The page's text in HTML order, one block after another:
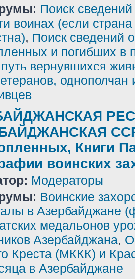
Поиск
воинах (если
, Поиск сведений о
и погибших в
вернувшихся
однополчан
Книги
воинских
Модераторы
Воинские
в Азербайджане
медальонов
Азербайджана,
Креста (МККК) и
в Азербайджане